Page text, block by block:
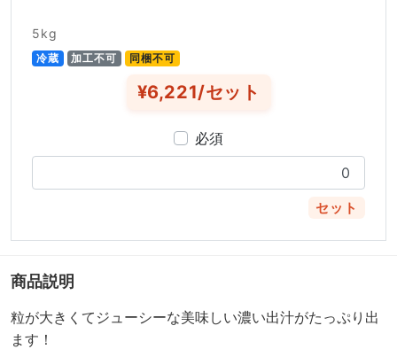
5kg
冷蔵 加工不可 同梱不可
¥6,221/セット
必須
セット
商品説明
粒が大きくてジューシーな美味しい濃い出汁がたっぷり出
ます！